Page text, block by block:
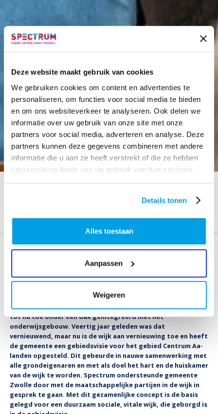
Deze website maakt gebruik van cookies
We gebruiken cookies om content en advertenties te
personaliseren, om functies voor social media te bieden
en om ons websiteverkeer te analyseren. Ook delen we
informatie over uw gebruik van onze site met onze
partners voor social media, adverteren en analyse. Deze
partners kunnen deze gegevens combineren met andere
informatie die u aan ze heeft verstrekt of die ze hebben
verzameld op basis van uw gebruik van hun services.
Details tonen
Alles toestaan
Aanpassen
Weigeren
NIEUWBOUW IS DÉ KANS OM DUURZAAM TE INVESTEREN IN
GEMEENSCHAPSVOORZIENING
Nieuwbouw is dé kans om
duurzaam te investeren in
gemeenschapsvoorziening
In de wijk Aa-landen in Zwolle waren alle sociale faciliteiten
tot nu toe onder één dak geïntegreerd met het
onderwijsgebouw. Veertig jaar geleden was dat
vernieuwend, maar nu is de wijk aan vernieuwing toe en heeft
de gemeente een gebiedsvisie voor het gebied Centrum Aa-
landen opgesteld. Dit gebeurde in nauwe samenwerking met
alle grondeigenaren en met als doel het hart en de huiskamer
van de wijk te worden. Spectrum ondersteunde gemeente
Zwolle door met de maatschappelijke partijen in de wijk in
gesprek te gaan. Met dit gezamenlijke concept is de basis
gelegd voor een duurzaam sociale, vitale wijk, die geborgd is